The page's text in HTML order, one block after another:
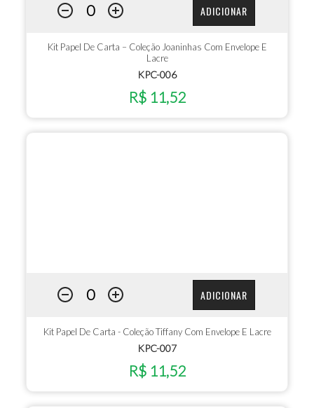
ADICIONAR
Kit Papel De Carta – Coleção Joaninhas Com Envelope E
Lacre
KPC-006
R$ 11,52
ADICIONAR
Kit Papel De Carta - Coleção Tiffany Com Envelope E Lacre
KPC-007
R$ 11,52